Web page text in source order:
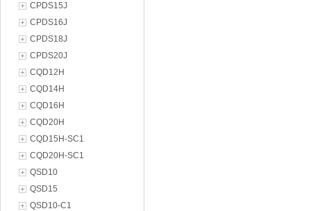
CPDS15J
CPDS16J
CPDS18J
CPDS20J
CQD12H
CQD14H
CQD16H
CQD20H
CQD15H-SC1
CQD20H-SC1
QSD10
QSD15
QSD10-C1